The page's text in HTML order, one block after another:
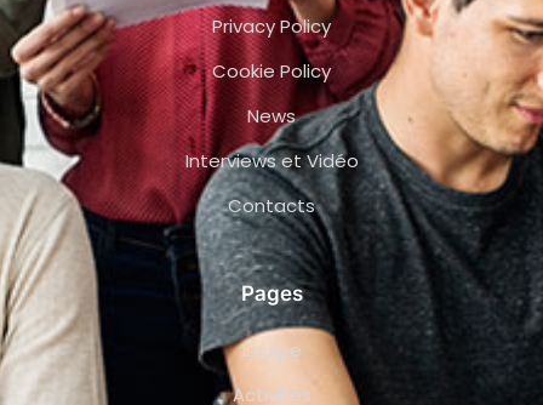
Privacy Policy
Cookie Policy
News
Interviews et Vidéo
Contacts
Pages
Équipe
Activités